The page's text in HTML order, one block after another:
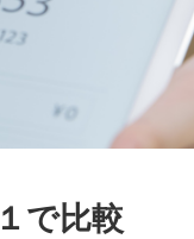
で比較